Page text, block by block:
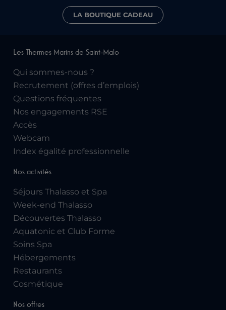
LA BOUTIQUE CADEAU
Les Thermes Marins de Saint-Malo
Qui sommes-nous ?
Recrutement (offres d’emplois)
Questions fréquentes
Nos engagements RSE
Accès
Webcam
Index égalité professionnelle
Nos activités
Séjours Thalasso et Spa
Week-end Thalasso
Découvertes Thalasso
Aquatonic et Club Forme
Soins Spa
Hébergements
Restaurants
Cosmétique
Nos offres